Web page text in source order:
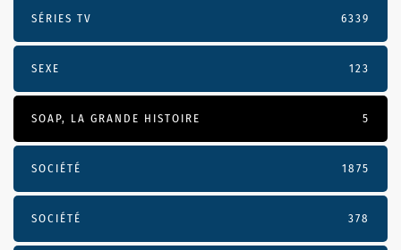
SÉRIES TV 6339
SEXE 123
SOAP, LA GRANDE HISTOIRE 5
SOCIÉTÉ 1875
SOCIÉTÉ 378